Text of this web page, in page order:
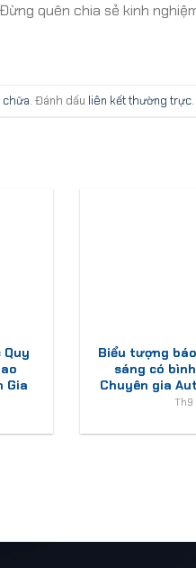
Đừng quên chia sẻ kinh
chữa. Đánh dấu liên kết thường trực.
Quy
Gia
Biểu tượng
sáng có
Chuyên gia
Th9